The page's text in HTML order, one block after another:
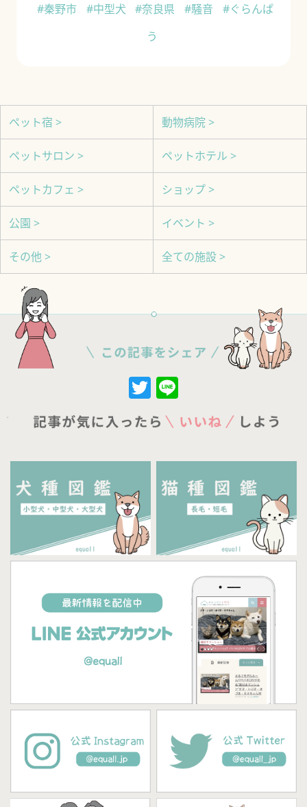
#秦野市
#中型犬 #奈良県 #騒音
#ぐらんぱ
う
ペット宿 > 動物病院 >
ペットサロン > ペットホテル >
ペットカフェ > ショップ >
公園 > イベント >
その他 > 全ての施設 >
Twitter